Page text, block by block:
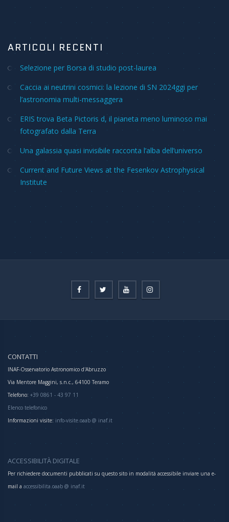
ARTICOLI RECENTI
Selezione per Borsa di studio post-laurea
Caccia ai neutrini cosmici: la lezione di SN 2024ggi per
l’astronomia multi-messaggera
ERIS trova Beta Pictoris d, il pianeta meno luminoso mai
fotografato dalla Terra
Una galassia quasi invisibile racconta l’alba dell’universo
Current and Future Views at the Fesenkov Astrophysical
Institute
CONTATTI
INAF-Osservatorio Astronomico d'Abruzzo
Via Mentore Maggini, s.n.c., 64100 Teramo
Telefono: +39 0861 - 43 97 11
Elenco telefonico
Informazioni visite: info-visite.oaab @ inaf.it
ACCESSIBILITÀ DIGITALE
Per richiedere documenti pubblicati su questo sito in modalità accessibile inviare una e-
mail a accessibilita.oaab @ inaf.it